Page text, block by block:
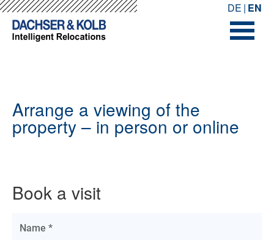
-->--> DE EN
Arrange a viewing of the
property – in person or online
Book a visit
Name *